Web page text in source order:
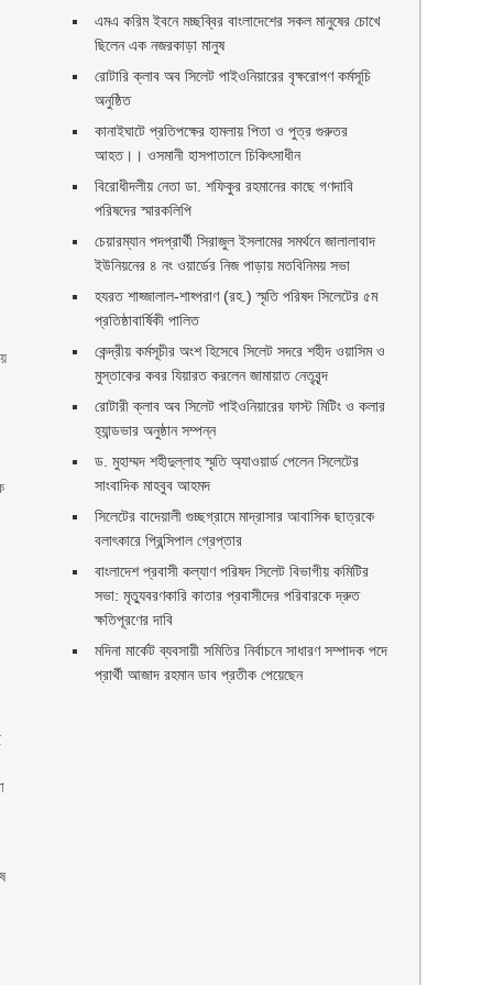
এমএ করিম ইবনে মচ্ছব্বির বাংলাদেশের সকল মানুষের চোখে
ছিলেন এক নজরকাড়া মানুষ ‎
রোটারি ক্লাব অব সিলেট পাইওনিয়ারের বৃক্ষরোপণ কর্মসূচি
অনুষ্ঠিত
কানাইঘাটে প্রতিপক্ষের হামলায় পিতা ও পুত্র গুরুতর
আহত।। ওসমানী হাসপাতালে চিকিৎসাধীন
বিরোধীদলীয় নেতা ডা. শফিকুর রহমানের কাছে গণদাবি
পরিষদের স্মারকলিপি ‎
চেয়ারম্যান পদপ্রার্থী সিরাজুল ইসলামের সমর্থনে জালালাবাদ
ইউনিয়নের ৪ নং ওয়ার্ডের নিজ পাড়ায় মতবিনিময় সভা
হযরত শাহ্জালাল-শাহ্পরাণ (রহ.) স্মৃতি পরিষদ সিলেটের ৫ম
প্রতিষ্ঠাবার্ষিকী পালিত ‎​
কেন্দ্রীয় কর্মসূচীর অংশ হিসেবে সিলেট সদরে শহীদ ওয়াসিম ও
মুস্তাকের কবর যিয়ারত করলেন জামায়াত নেতৃবৃন্দ ‎
রোটারী ক্লাব অব সিলেট পাইওনিয়ারের ফাস্ট মিটিং ও কলার
হ্যান্ডভার অনুষ্ঠান সম্পন্ন
ড. মুহাম্মদ শহীদুল্লাহ স্মৃতি অ্যাওয়ার্ড পেলেন সিলেটের
সাংবাদিক মাহবুব আহমদ
সিলেটের বাদেয়ালী গুচ্ছগ্রামে মাদ্রাসার আবাসিক ছাত্রকে
বলাৎকারে প্রিন্সিপাল গ্রেপ্তার ‎
বাংলাদেশ প্রবাসী কল্যাণ পরিষদ সিলেট বিভাগীয় কমিটির
সভা: মৃত্যুবরণকারি কাতার প্রবাসীদের পরিবারকে দ্রুত
ক্ষতিপূরণের দাবি
মদিনা মার্কেট ব্যবসায়ী সমিতির নির্বাচনে সাধারণ সম্পাদক পদে
প্রার্থী আজাদ রহমান ডাব প্রতীক পেয়েছেন ‎